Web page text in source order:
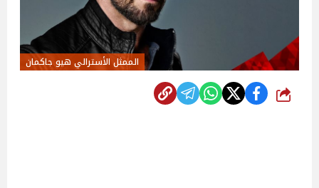
الممثل الأسترالي هيو جاكمان
شارك